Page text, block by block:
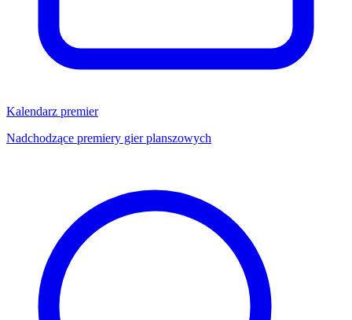
Kalendarz premier
Nadchodzące premiery gier planszowych